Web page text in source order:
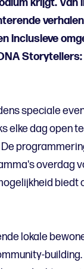
krijgt. Van
inclusieve
speciale
dag open
overdag
biedt
lokale
building.